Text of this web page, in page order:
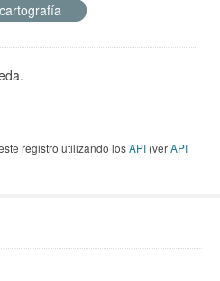
cartografía
registro utilizando losAPI (verAPI